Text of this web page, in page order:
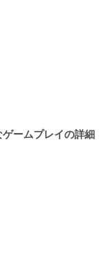
ームプレイの詳細